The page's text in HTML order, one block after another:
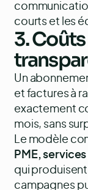
courts et les
3.
Un
et factures à
exactement
mois, sans
Le modèle
PME,
qui
campagnes